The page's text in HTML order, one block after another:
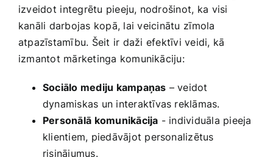
izveidot ⁢integrētu‍ pieeju, nodrošinot, ka⁣ visi
kanāli darbojas kopā, lai⁤ veicinātu⁢ zīmola
atpazīstamību. ‌Šeit ir daži⁢ efektīvi ‍veidi, kā
izmantot mārketinga komunikāciju:
Sociālo mediju kampaņas – veidot
dynamiskas un interaktīvas reklāmas.
Personālā ⁣komunikācija ‌- individuāla pieeja
klientiem, piedāvājot personalizētus
risinājumus.